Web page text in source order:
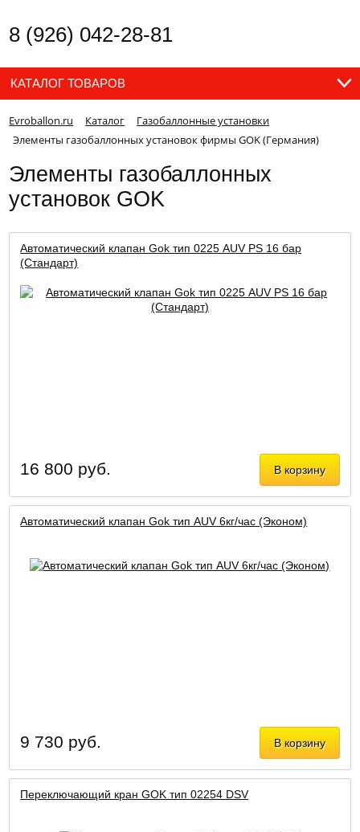
8 (926) 042-28-81
КАТАЛОГ ТОВАРОВ
Evroballon.ru Каталог
Газобаллонные установки
Элементы газобаллонных установок фирмы GOK (Германия)
Элементы газобаллонных
установок GOK
Автоматический клапан Gok тип 0225 AUV PS 16 бар
(Стандарт)
В корзину
16 800 руб.
Автоматический клапан Gok тип AUV 6кг/час (Эконом)
В корзину
9 730 руб.
Переключающий кран GOK тип 02254 DSV